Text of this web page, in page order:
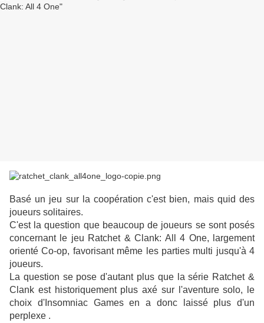
Basé un jeu sur la coopération c'est bien, mais quid des
joueurs solitaires.
C'est la question que beaucoup de joueurs se sont posés
concernant le jeu Ratchet & Clank: All 4 One, largement
orienté Co-op, favorisant même les parties multi jusqu'à 4
joueurs.
La question se pose d'autant plus que la série Ratchet &
Clank est historiquement plus axé sur l'aventure solo, le
choix d'Insomniac Games en a donc laissé
plus d'un
perplexe .